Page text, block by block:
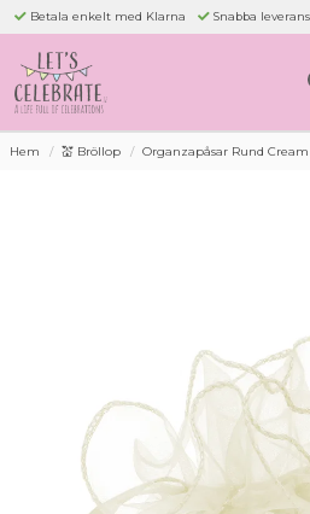
Betala enkelt med Klarna Snabba
Hem 💒 Bröllop Organzapåsar Rund